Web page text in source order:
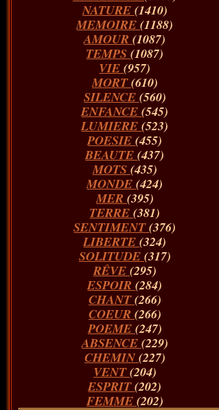
NATURE (1410)
MEMOIRE(1188)
AMOUR(1087)
TEMPS(1087)
VIE(957)
MORT(610)
SILENCE (560)
ENFANCE(545)
LUMIERE(523)
POESIE(455)
BEAUTE(437)
MOTS (435)
MONDE(424)
MER (395)
TERRE(381)
SENTIMENT(376)
LIBERTE(324)
SOLITUDE (317)
RÊVE (295)
ESPOIR(284)
CHANT(266)
COEUR (266)
POEME (247)
ABSENCE (229)
CHEMIN(227)
VENT(204)
ESPRIT(202)
FEMME (202)